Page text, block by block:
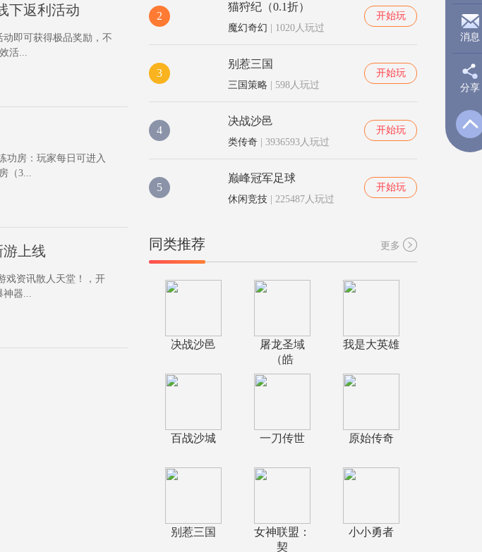
下返利活动
即可获得极品奖励，不
活...
功房：玩家每日可进入
（3...
游上线
戏资讯散人天堂！，开
神器...
2
猫狩纪（0.1折）
魔幻奇幻 | 1020人玩过
开始玩
3
别惹三国
三国策略 | 598人玩过
开始玩
4
决战沙邑
类传奇 | 3936593人玩过
开始玩
5
巅峰冠军足球
休闲竞技 | 225487人玩过
开始玩
同类推荐 更多
决战沙邑
屠龙圣域
（皓
我是大英雄
百战沙城 一刀传世 原始传奇
别惹三国
女神联盟：
契
小小勇者
消息
分享